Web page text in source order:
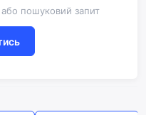
або пошуковий запит